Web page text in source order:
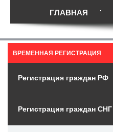
ГЛАВНАЯ
ВРЕМЕННАЯ РЕГИСТРАЦИЯ
Регистрация граждан РФ
Регистрация граждан СНГ